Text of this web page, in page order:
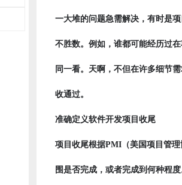
一大堆的问题急需解决，有时是
不胜数。例如，谁都可能经历过
同一看。天啊，不但在许多细节
收通过。
准确定义软件开发项目收尾
项目收尾根据PMI（美国项目管
围是否完成，或者完成到何种程